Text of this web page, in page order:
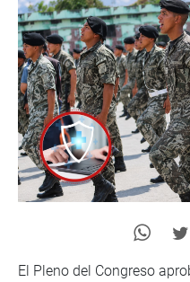
El Pleno del Congreso